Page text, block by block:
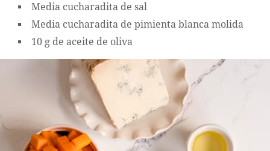
Media cucharadita de sal
Media cucharadita de pimienta blanca molida
10 g de aceite de oliva